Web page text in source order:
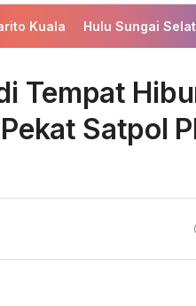
Kuala Hulu Sungai
Tempat
Satpol